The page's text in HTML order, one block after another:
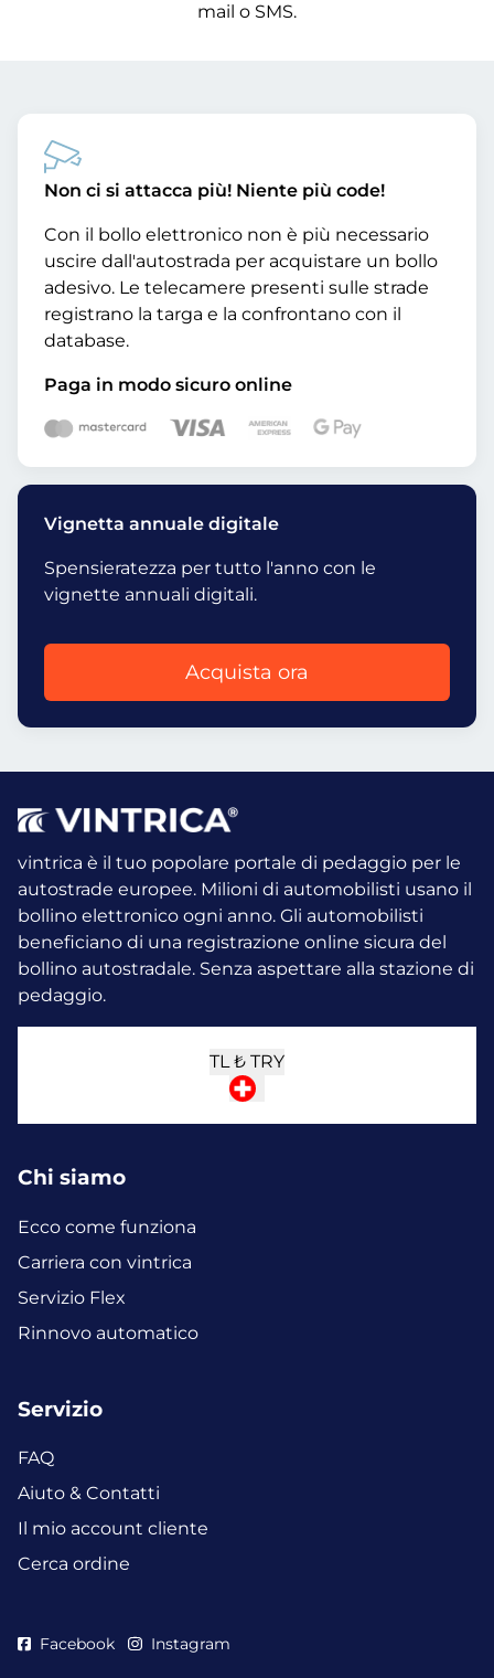
mail o SMS.
Non ci si attacca più! Niente più code!
Con il bollo elettronico non è più necessario
uscire dall'autostrada per acquistare un bollo
adesivo. Le telecamere presenti sulle strade
registrano la targa e la confrontano con il
database.
Paga in modo sicuro online
Vignetta annuale digitale
Spensieratezza per tutto l'anno con le
vignette annuali digitali.
Acquista ora
vintrica è il tuo popolare portale di pedaggio per le
autostrade europee. Milioni di automobilisti usano il
bollino elettronico ogni anno. Gli automobilisti
beneficiano di una registrazione online sicura del
bollino autostradale. Senza aspettare alla stazione di
pedaggio.
TL ₺ TRY
Chi siamo
Ecco come funziona
Carriera con vintrica
Servizio Flex
Rinnovo automatico
Servizio
FAQ
Aiuto & Contatti
Il mio account cliente
Cerca ordine
Facebook Instagram